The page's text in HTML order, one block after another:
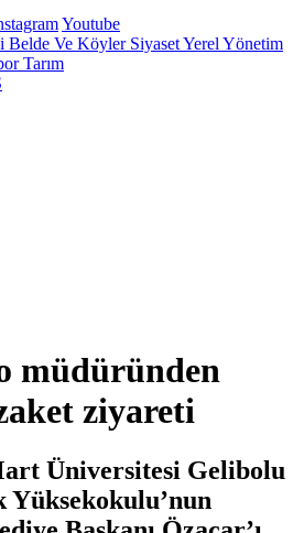
Youtube
Belde Ve KöylerSiyasetYerel Yönetim
Tarım
müdüründen
ziyareti
Üniversitesi Gelibolu